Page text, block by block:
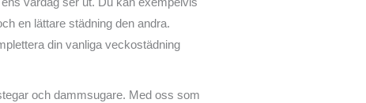
en lättare städning den andra.
din vanliga veckostädning
och dammsugare. Med oss som